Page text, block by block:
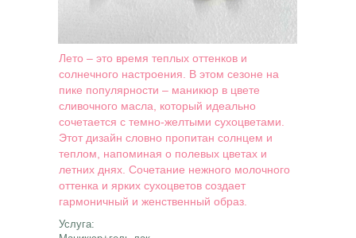
Услуга:
Лето – это время теплых оттенков и
солнечного настроения. В этом сезоне на
пике популярности – маникюр в цвете
сливочного масла, который идеально
сочетается с темно-желтыми сухоцветами.
Этот дизайн словно пропитан солнцем и
теплом, напоминая о полевых цветах и
летних днях. Сочетание нежного молочного
оттенка и ярких сухоцветов создает
гармоничный и женственный образ.